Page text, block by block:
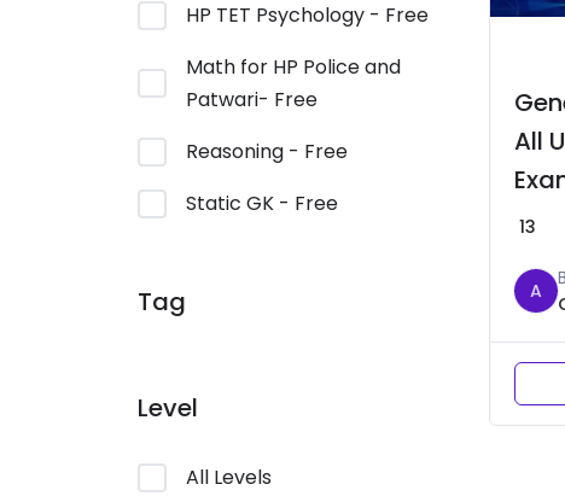
HP TET Psychology - Free
Math for HP Police and
Patwari- Free
Reasoning - Free
Static GK - Free
Tag
Level
All Levels
All
13
A